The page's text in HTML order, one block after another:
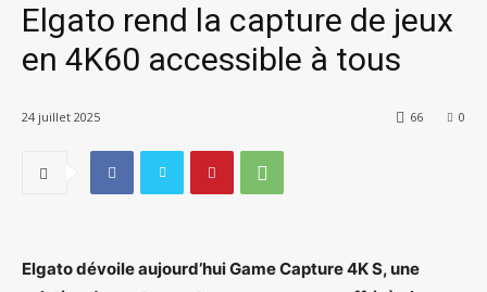
Elgato rend la capture de jeux
en 4K60 accessible à tous
24 juillet 2025 0
66
Elgato dévoile aujourd’hui Game Capture 4K S, une